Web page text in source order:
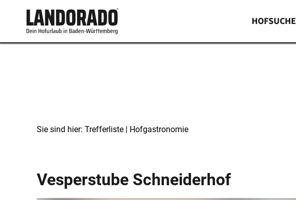
HOFSUCHE
Sie sind hier: Trefferliste | Hofgastronomie
Vesperstube Schneiderhof